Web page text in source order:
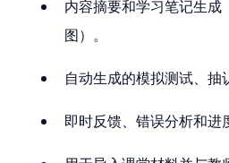
内容摘要和学习笔记生成
图）。
自动生成的模拟测试、抽
即时反馈、错误分析和进